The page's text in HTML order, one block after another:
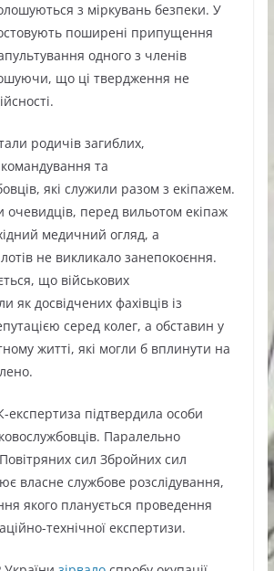
з міркувань безпеки. У
поширені припущення
одного з членів
що ці твердження не
родичів загиблих,
та
які служили разом з екіпажем.
очевидців, перед вильотом екіпаж
медичний огляд, а
не викликало занепокоєння.
що військових
як досвідчених фахівців із
серед колег, а обставин у
житті, які могли б вплинути на
підтвердила особи
Паралельно
сил Збройних сил
власне службове розслідування,
якого планується проведення
технічної експертизи.